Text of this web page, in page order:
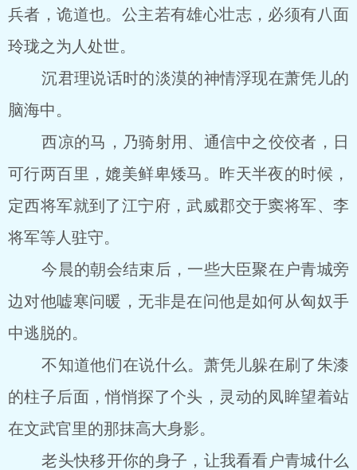
兵者，诡道也。公主若有雄心壮志，必须有八面
玲珑之为人处世。
沉君理说话时的淡漠的神情浮现在萧凭儿的
脑海中。
西凉的马，乃骑射用、通信中之佼佼者，日
可行两百里，媲美鲜卑矮马。昨天半夜的时候，
定西将军就到了江宁府，武威郡交于窦将军、李
将军等人驻守。
今晨的朝会结束后，一些大臣聚在户青城旁
边对他嘘寒问暖，无非是在问他是如何从匈奴手
中逃脱的。
不知道他们在说什么。萧凭儿躲在刷了朱漆
的柱子后面，悄悄探了个头，灵动的凤眸望着站
在文武官里的那抹高大身影。
老头快移开你的身子，让我看看户青城什么